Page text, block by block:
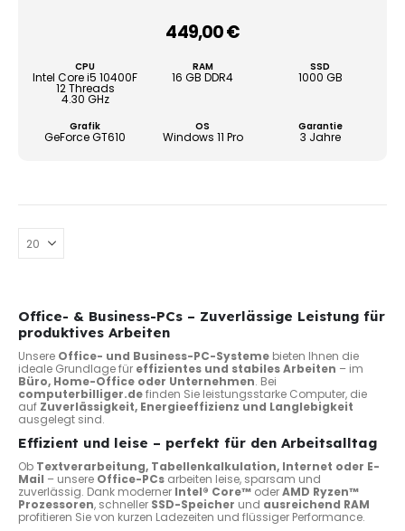
449,00€
CPU
Intel Core i5 10400F
12 Threads
4.30 GHz
RAM
16 GB DDR4
SSD
1000 GB
Grafik
GeForce GT610
OS
Windows 11 Pro
Garantie
3 Jahre
Office- & Business-PCs – Zuverlässige Leistung für
produktives Arbeiten
Unsere Office- und Business-PC-Systeme bieten Ihnen die
ideale Grundlage für effizientes und stabiles Arbeiten – im
Büro, Home-Office oder Unternehmen. Bei
computerbilliger.definden Sie leistungsstarke Computer, die
auf Zuverlässigkeit, Energieeffizienz und Langlebigkeit
ausgelegt sind.
Effizient und leise – perfekt für den Arbeitsalltag
Ob Textverarbeitung, Tabellenkalkulation, Internet oder E-
Mail – unsere Office-PCs arbeiten leise, sparsam und
zuverlässig. Dank moderner Intel® Core™ oderAMD Ryzen™
Prozessoren, schneller SSD-Speicher und ausreichend RAM
profitieren Sie von kurzen Ladezeiten und flüssiger Performance.